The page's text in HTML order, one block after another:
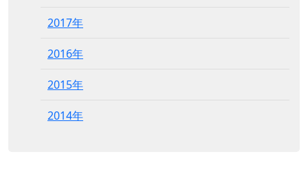
2017年
2016年
2015年
2014年